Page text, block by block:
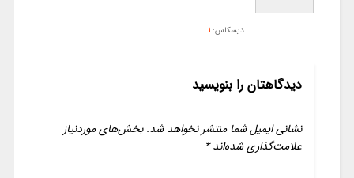
دیسکاس:
دیدگاهتان را بنویسید
نشانی ایمیل شما منتشر نخواهد شد. بخش‌های موردنیاز
علامت‌گذاری شده‌اند*